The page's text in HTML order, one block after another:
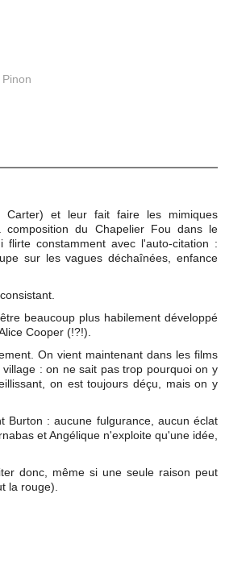
Carter) et leur fait faire les mimiques
du Chapelier Fou dans le
constamment avec l'auto-citation :
sur les vagues déchaînées, enfance
beaucoup plus habilement développé
Cooper (!?!).
On vient maintenant dans les films
: on ne sait pas trop pourquoi on y
on est toujours déçu, mais on y
Burton : aucune fulgurance, aucun éclat
et Angélique n'exploite qu'une idée,
donc, même si une seule raison peut
la rouge).